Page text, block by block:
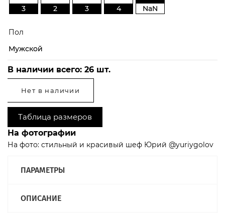
3
2
3
4
NaN
64
Пол
Мужской
В наличии всего: 26 шт.
Нет в наличии
Таблица размеров
На фотографии
На фото: cтильный и красивый шеф Юрий @yuriygolov
ПАРАМЕТРЫ
ОПИСАНИЕ